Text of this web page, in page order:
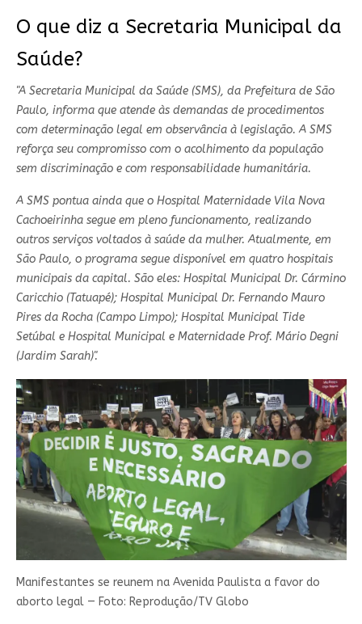
O que diz a Secretaria Municipal da
Saúde?
"A Secretaria Municipal da Saúde (SMS), da Prefeitura de São
Paulo, informa que atende às demandas de procedimentos
com determinação legal em observância à legislação. A SMS
reforça seu compromisso com o acolhimento da população
sem discriminação e com responsabilidade humanitária.
A SMS pontua ainda que o Hospital Maternidade Vila Nova
Cachoeirinha segue em pleno funcionamento, realizando
outros serviços voltados à saúde da mulher. Atualmente, em
São Paulo, o programa segue disponível em quatro hospitais
municipais da capital. São eles: Hospital Municipal Dr. Cármino
Caricchio (Tatuapé); Hospital Municipal Dr. Fernando Mauro
Pires da Rocha (Campo Limpo); Hospital Municipal Tide
Setúbal e Hospital Municipal e Maternidade Prof. Mário Degni
(Jardim Sarah)".
Manifestantes se reunem na Avenida Paulista a favor do
aborto legal — Foto: Reprodução/TV Globo